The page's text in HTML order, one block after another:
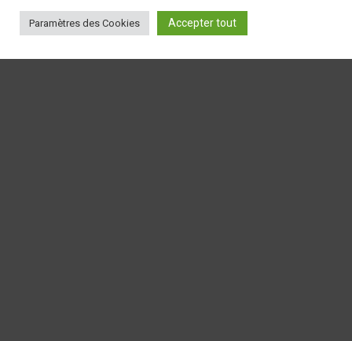
Paramètres des Cookies Accepter tout